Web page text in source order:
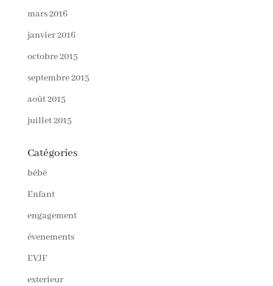
mars 2016
janvier 2016
octobre 2015
septembre 2015
août 2015
juillet 2015
Catégories
bébé
Enfant
engagement
évenements
EVJF
exterieur